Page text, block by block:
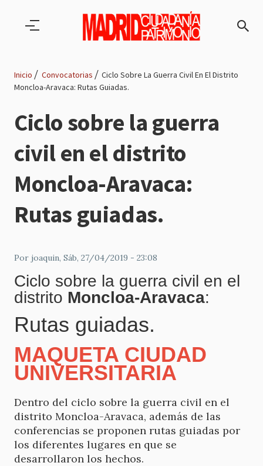
de
navegación
Inicio Convocatorias
Ciclo Sobre La Guerra Civil En El Distrito
Moncloa-Aravaca: Rutas Guiadas.
Ciclo sobre la guerra
civil en el distrito
Moncloa-Aravaca:
Rutas guiadas.
Por joaquin, Sáb, 27/04/2019 - 23:08
Ciclo sobre la guerra civil en el
distrito Moncloa-Aravaca:
Rutas guiadas.
MAQUETA CIUDAD
UNIVERSITARIA
Dentro del ciclo sobre la guerra civil en el
distrito Moncloa-Aravaca, además de las
conferencias se proponen rutas guiadas por
los diferentes lugares en que se
desarrollaron los hechos.